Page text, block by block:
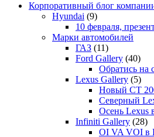
Корпоративный блог
Hyundai (9)
10 февраля,
Марки автомобилей
ГАЗ (11)
Ford Gallery (40)
Обратись на
Lexus Gallery (5)
Новый CT
Северный
Осень Lexus
Infiniti Gallery (28)
OI VA VOI в